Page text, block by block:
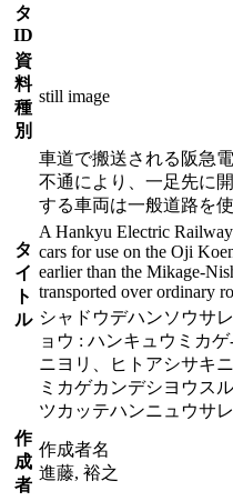
タ
ID
資
料
種
別
still image
タ
イ
ト
ル
車道で搬送される阪急
不通により、一足先に
する車両は一般道路を
A Hankyu Electric
cars for use on the Oji
earlier than the Mikage-
transported over ordinary
シャドウデハンソウサ
ョウ : ハンキュウミカ
ニヨリ、ヒトアシサキ
ミカゲカンデシヨウス
ツカッテハンニュウサ
作
成
者
作成者名
進藤, 裕之